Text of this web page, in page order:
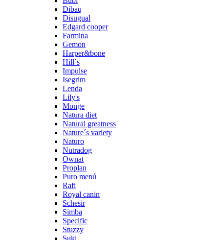
Dibaq
Disugual
Edgard cooper
Farmina
Gemon
Harper&bone
Hill´s
Impulse
Isegrim
Lenda
Lily's
Monge
Natura diet
Natural greatness
Nature´s variety
Naturo
Nutradog
Ownat
Proplan
Puro menú
Rafi
Royal canin
Schesir
Simba
Specific
Stuzzy
Suki